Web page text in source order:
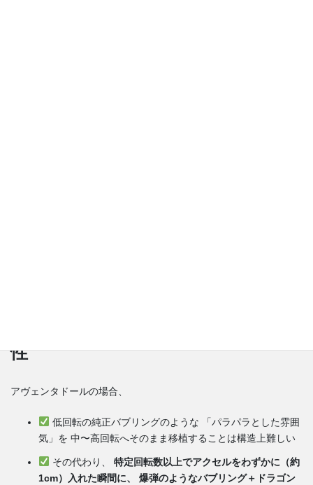
性
アヴェンタドールの場合、
低回転の純正バブリングのような 「パラパラとした雰囲
気」を 中〜高回転へそのまま移植することは構造上難しい
その代わり、 特定回転数以上でアクセルをわずかに（約
1cm）入れた瞬間に、
爆弾のようなバブリング＋ドラゴン